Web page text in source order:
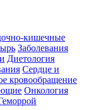
кишечные
Заболевания
Диетология
Сердце и
кровообращение
Онкология